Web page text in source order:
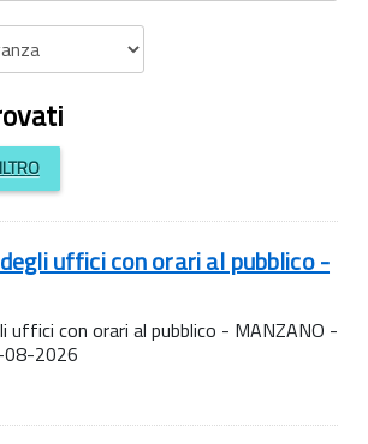
uffici con orari al pubblico -
uffici con orari al pubblico - MANZANO -
2026